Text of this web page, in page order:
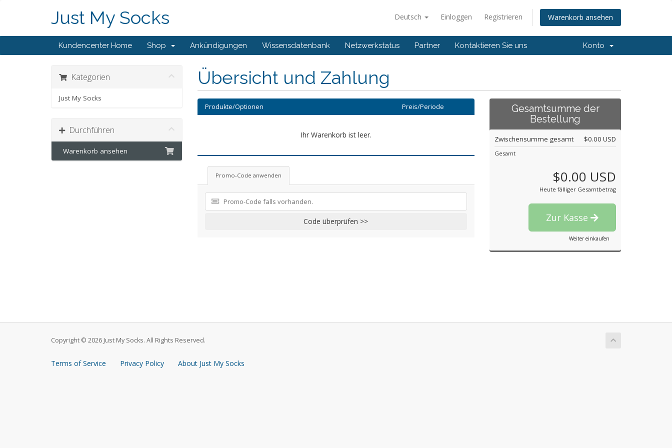
Deutsch Einloggen Registrieren Warenkorb ansehen
Just My Socks
Kundencenter Home Shop Ankündigungen Wissensdatenbank Netzwerkstatus Partner Kontaktieren Sie uns Konto
Übersicht und Zahlung
Kategorien
Just My Socks
Durchführen
Warenkorb ansehen
Produkte/Optionen Preis/Periode
Ihr Warenkorb ist leer.
Promo-Code anwenden
Code überprüfen >>
Gesamtsumme der
Bestellung
Zwischensumme gesamt $0.00 USD
Gesamt
$0.00 USD
Heute fälliger Gesamtbetrag
Zur Kasse
Weiter einkaufen
Copyright © 2026 Just My Socks. All Rights Reserved.
Terms of Service Privacy Policy About Just My Socks